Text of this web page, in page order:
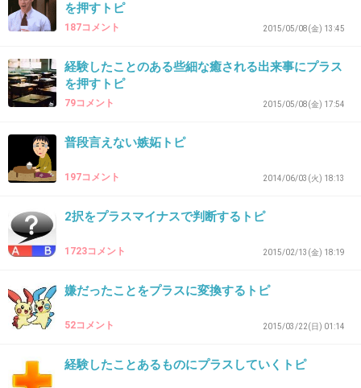
明日を読む
45. 匿名2015/05/10(日) 23:29:52
あさイチ
+78
ダウンタウンDX
-89
を押すトピ
187コメント 2015/05/08(金) 13:45
経験したことのある些細な癒される出来事にプラス
を押すトピ
79コメント 2015/05/08(金) 17:54
普段言えない嫉妬トピ
197コメント 2014/06/03(火) 18:13
2択をプラスマイナスで判断するトピ
1723コメント 2015/02/13(金) 18:19
嫌だったことをプラスに変換するトピ
52コメント 2015/03/22(日) 01:14
経験したことあるものにプラスしていくトピ